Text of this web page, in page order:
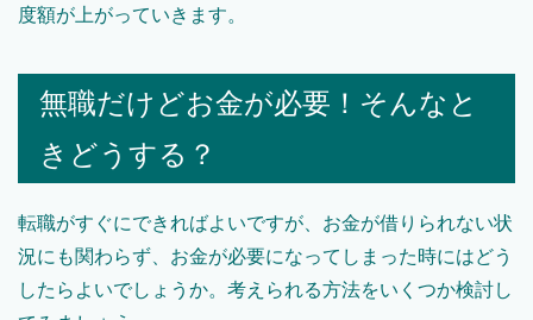
度額が上がっていきます。
無職だけどお金が必要！そんなと
きどうする？
転職がすぐにできればよいですが、お金が借りられない状
況にも関わらず、お金が必要になってしまった時にはどう
したらよいでしょうか。考えられる方法をいくつか検討し